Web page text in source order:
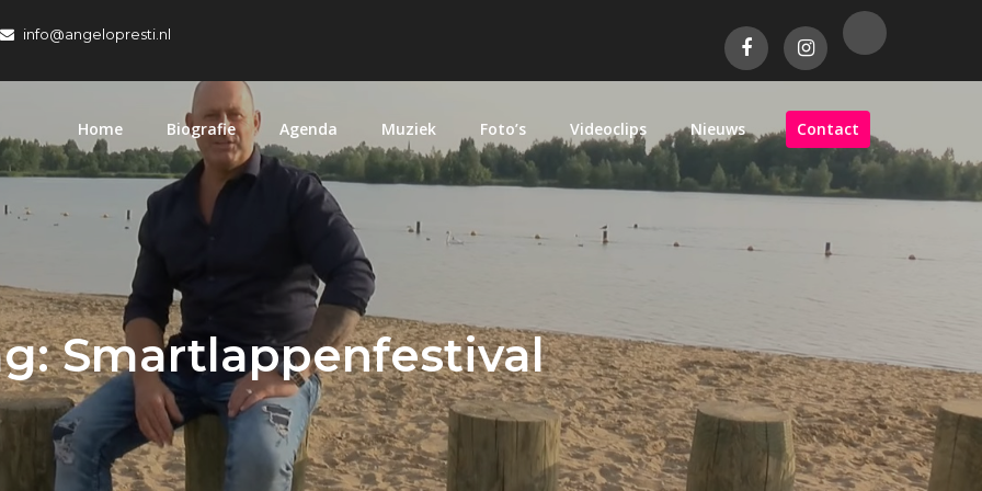
info@angelopresti.nl
Home Biografie Agenda Muziek Foto’s Videoclips Nieuws Contact
Smartlappenfestival